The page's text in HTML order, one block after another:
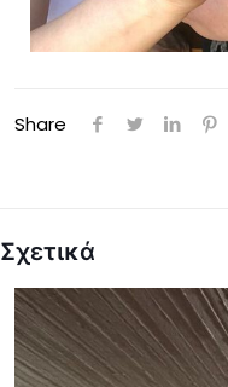
Share
Σχετικά